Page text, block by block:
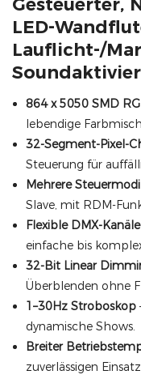
Gesteuerter,
LED-
Lauflicht-/
864 x 5050 SMD
lebendige
32-Segment-Pixel-
Steuerung für
Mehrere Steuermodi
Slave, mit RDM-
Flexible DMX-Kanäle
einfache bis
32-Bit Linear
Überblenden ohne
1–30Hz Stroboskop
dynamische Shows.
Breiter
zuverlässigen